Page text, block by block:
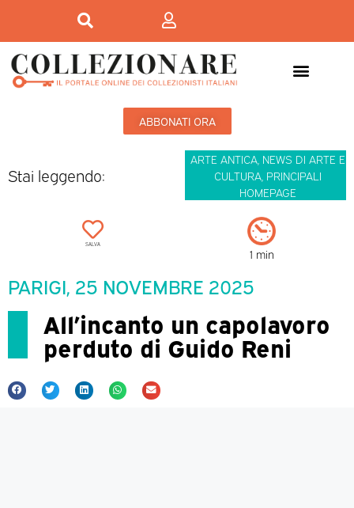
ABBONATI ORA
Stai leggendo:
ARTE ANTICA, NEWS DI ARTE E
CULTURA, PRINCIPALI
HOMEPAGE
SALVA
1 min
PARIGI, 25 NOVEMBRE 2025
All’incanto un capolavoro
perduto di Guido Reni